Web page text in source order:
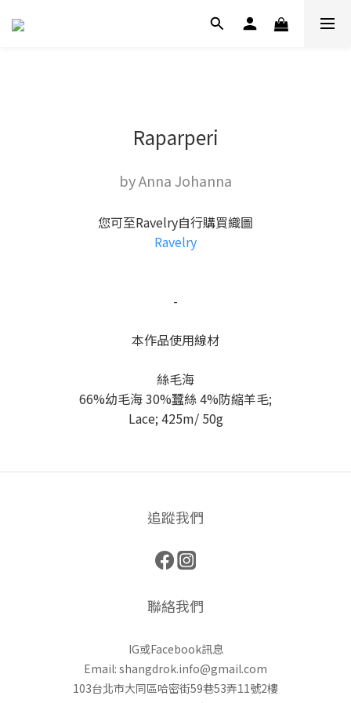
Raparperi
by Anna Johanna
您可至Ravelry自行購買織圖
Ravelry
-
本作品使用線材
絲毛海
66%幼毛海 30%蠶絲 4%防縮羊毛;
Lace; 425m/ 50g
追蹤我們
聯絡我們
IG或Facebook訊息
Email: shangdrok.info@gmail.com
103台北市大同區哈密街59巷53弄11號2樓